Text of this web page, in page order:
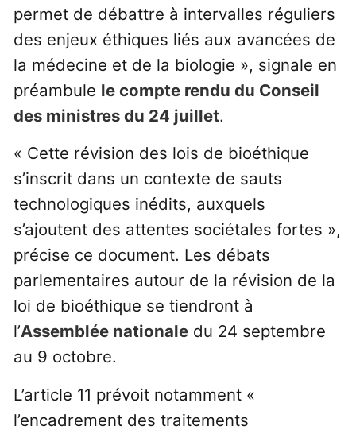
permet de débattre à intervalles réguliers
des enjeux éthiques liés aux avancées de
la médecine et de la biologie », signale en
préambule le compte rendu du Conseil
des ministres du 24 juillet.
« Cette révision des lois de bioéthique
s’inscrit dans un contexte de sauts
technologiques inédits, auxquels
s’ajoutent des attentes sociétales fortes »,
précise ce document. Les débats
parlementaires autour de la révision de la
loi de bioéthique se tiendront à
l’Assemblée nationaledu 24 septembre
au 9 octobre.
L’article 11 prévoit notamment «
l’encadrement des traitements